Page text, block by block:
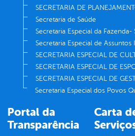
SECRETARIA DE
Secretaria de Saúde
Secretaria Especial da Fazenda-
Secretaria Especial de Assuntos
SECRETARIA ESPECIAL DE
SECRETARIA ESPECIAL DE
SECRETARIA ESPECIAL DE
Secretaria Especial dos Povos
Portal da
Transparência
Carta